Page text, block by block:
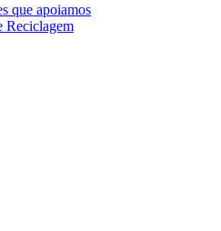
que apoiamos
Reciclagem